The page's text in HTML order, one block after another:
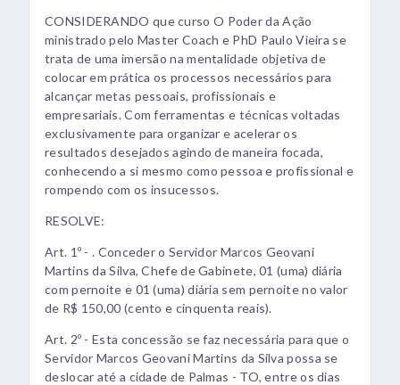
CONSIDERANDO que curso O Poder da Ação
ministrado pelo Master Coach e PhD Paulo Vieira se
trata de uma imersão na mentalidade objetiva de
colocar em prática os processos necessários para
alcançar metas pessoais, profissionais e
empresariais. Com ferramentas e técnicas voltadas
exclusivamente para organizar e acelerar os
resultados desejados agindo de maneira focada,
conhecendo a si mesmo como pessoa e profissional e
rompendo com os insucessos.
RESOLVE:
Art. 1º - . Conceder o Servidor Marcos Geovani
Martins da Silva, Chefe de Gabinete, 01 (uma) diária
com pernoite e 01 (uma) diária sem pernoite no valor
de R$ 150,00 (cento e cinquenta reais).
Art. 2º - Esta concessão se faz necessária para que o
Servidor Marcos Geovani Martins da Silva possa se
deslocar até a cidade de Palmas - TO, entre os dias